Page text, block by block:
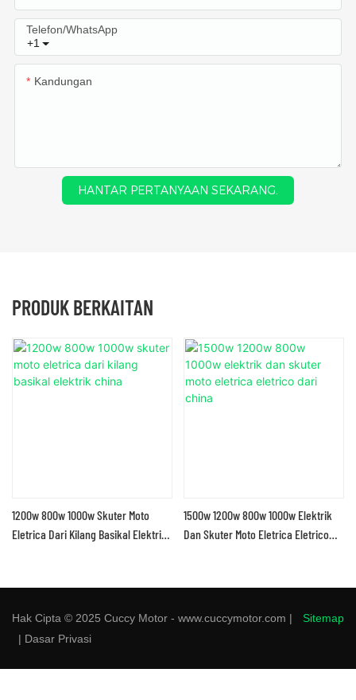
+1
Telefon/WhatsApp
Kandungan
HANTAR PERTANYAAN SEKARANG.
PRODUK BERKAITAN
1200w 800w 1000w Skuter Moto
Eletrica Dari Kilang Basikal Elektrik
1500w 1200w 800w 1000w Elektrik
Dan Skuter Moto Eletrica Eletrico
Hak Cipta © 2025 Cuccy Motor - www.cuccymotor.com |
Sitemap
| Dasar Privasi